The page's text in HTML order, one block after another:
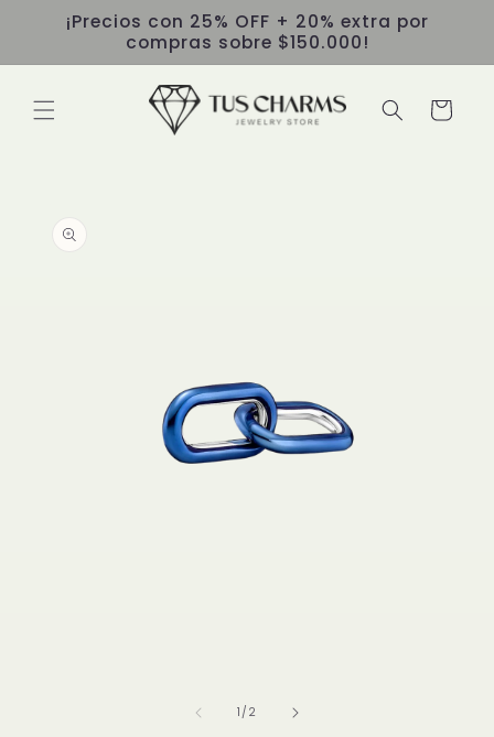
directamente
¡Precios con 25% OFF + 20% extra por
compras sobre $150.000!
Carrito
información
1 /de
2